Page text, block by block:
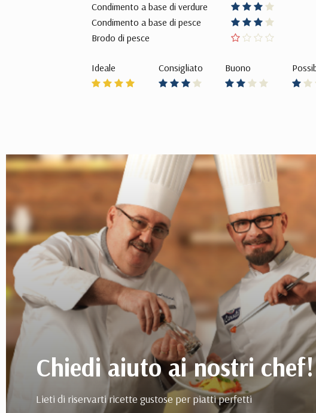
Condimento a base di verdure
Condimento a base di pesce
Brodo di pesce
Ideale Consigliato Buono
Chiedi aiuto ai nostri chef!
Lieti di riservarti ricette gustose per piatti perfetti